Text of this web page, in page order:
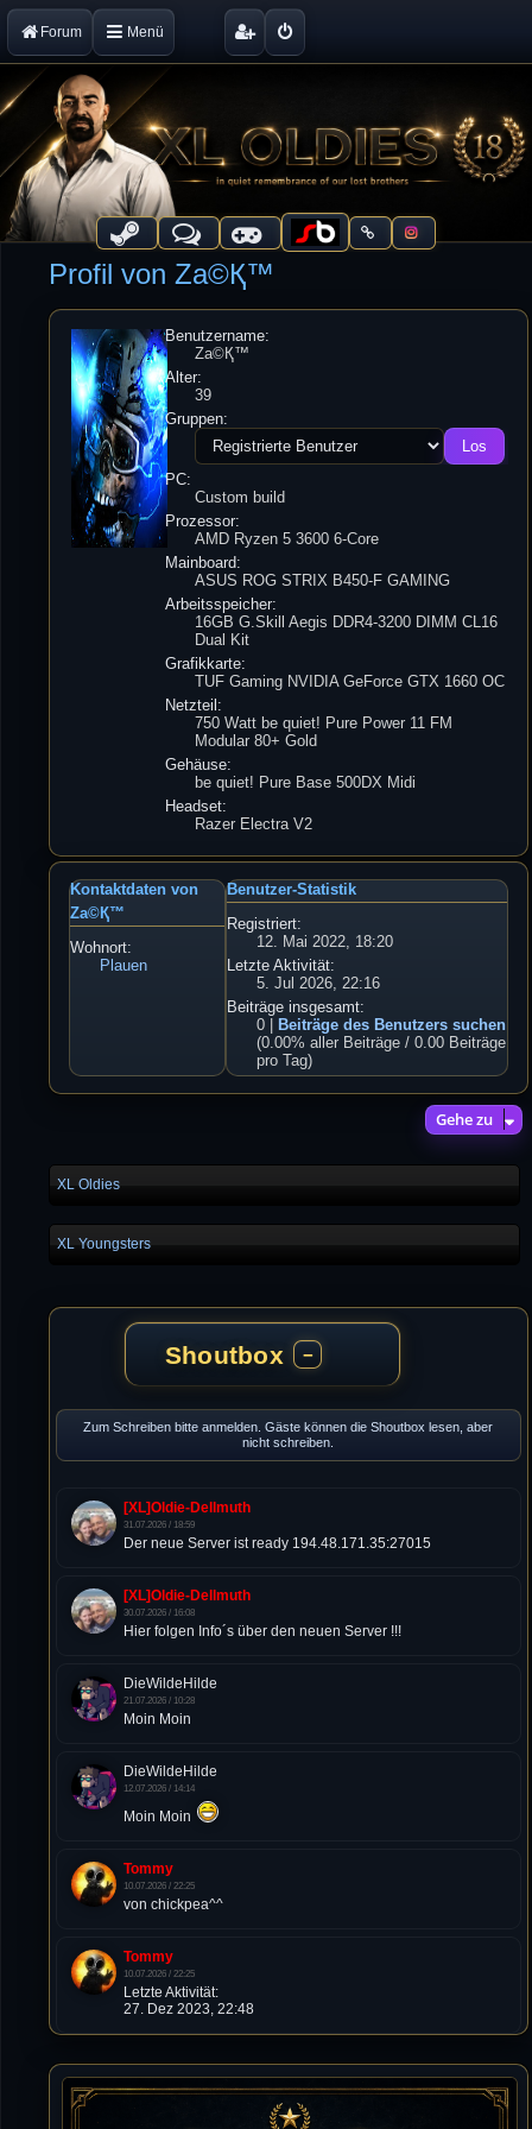
Forum Menü
Profil von Za©Қ™
Benutzername:
Za©Қ™
Alter:
39
Gruppen:
PC:
Custom build
Prozessor:
AMD Ryzen 5 3600 6-Core
Mainboard:
ASUS ROG STRIX B450-F GAMING
Arbeitsspeicher:
16GB G.Skill Aegis DDR4-3200 DIMM CL16
Dual Kit
Grafikkarte:
TUF Gaming NVIDIA GeForce GTX 1660 OC
Netzteil:
750 Watt be quiet! Pure Power 11 FM
Modular 80+ Gold
Gehäuse:
be quiet! Pure Base 500DX Midi
Headset:
Razer Electra V2
Kontaktdaten von
Za©Қ™
Wohnort:
Plauen
Benutzer-Statistik
Registriert:
12. Mai 2022, 18:20
Letzte Aktivität:
5. Jul 2026, 22:16
Beiträge insgesamt:
0 |Beiträge des Benutzers suchen
(0.00% aller Beiträge / 0.00 Beiträge
pro Tag)
Gehe zu
XL Oldies
XL Youngsters
Shoutbox −
Zum Schreiben bitte anmelden. Gäste können die Shoutbox lesen, aber
nicht schreiben.
[XL]Oldie-Dellmuth
31.07.2026 / 18:59
Der neue Server ist ready 194.48.171.35:27015
[XL]Oldie-Dellmuth
30.07.2026 / 16:08
Hier folgen Info´s über den neuen Server !!!
DieWildeHilde
21.07.2026 / 10:28
Moin Moin
DieWildeHilde
12.07.2026 / 14:14
Moin Moin
Tommy
10.07.2026 / 22:25
von chickpea^^
Tommy
10.07.2026 / 22:25
Letzte Aktivität:
27. Dez 2023, 22:48
DieWildeHilde
10.07.2026 / 12:48
Happy Birthday Chickpea